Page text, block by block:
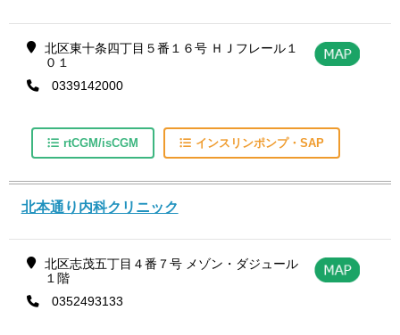
北区東十条四丁目５番１６号 ＨＪフレール１
０１
0339142000
rtCGM/isCGM インスリンポンプ・SAP
北本通り内科クリニック
北区志茂五丁目４番７号 メゾン・ダジュール
１階
0352493133